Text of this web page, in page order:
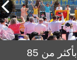
المتنزه يضم آلاف الهياكل المبنية بأكثر من 85